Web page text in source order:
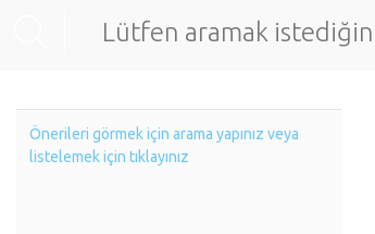
Önerileri görmek için arama yapınız veya
listelemek için tıklayınız